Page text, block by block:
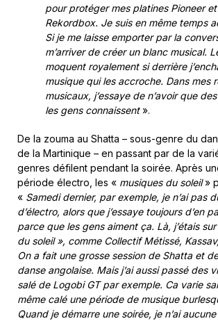
pour protéger mes platines Pioneer
Rekordbox. Je suis en même temps
Si je me laisse emporter par la
m’arriver de créer un blanc musical.
moquent royalement si derrière
musique qui les accroche. Dans mes
musicaux, j’essaye de n’avoir que
les gens connaissent».
De la zouma au Shatta – sous-genre du
de la Martinique – en passant par de la
genres défilent pendant la soirée. Après
période électro, les « musiques du soleil»
« Samedi dernier, par exemple, je n’ai pas
d’électro, alors que j’essaye toujours d’en
parce que les gens aiment ça. Là, j’étais
du soleil », comme Collectif Métissé,
On a fait une grosse session de Shatta et
danse angolaise. Mais j’ai aussi passé des
salé de Logobi GT par exemple. Ca varie
même calé une période de musique
Quand je démarre une soirée, je n’ai